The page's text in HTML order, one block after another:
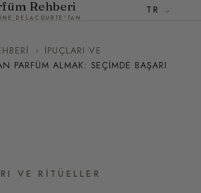
Rehberi
DELACOURTE'TAN
TR
› İPUÇLARI VE
PARFÜM ALMAK: SEÇIMDE BAŞARI
VE RITÜELLER